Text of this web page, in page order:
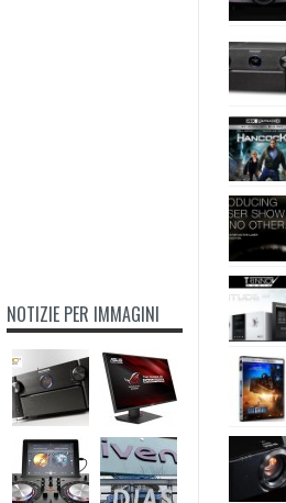
NOTIZIE PER IMMAGINI